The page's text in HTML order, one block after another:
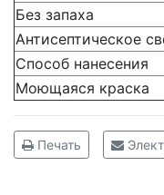
Без запаха
Антисептическое
Способ нанесения
Моющаяся краска
Печать